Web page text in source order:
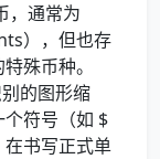
，通常为
），但也存
殊币种。
的图形缩
符号（如 $
书写正式单